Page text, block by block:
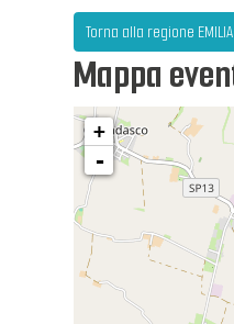
Torna alla regione
Mappa
+
-